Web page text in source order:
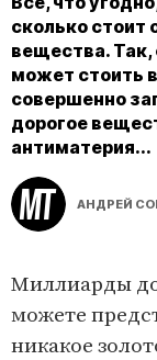
сколько стоит
вещества.
может стоить
совершенно
дорогое
антиматерия...
АНДРЕЙ
Миллиарды
можете
никакое